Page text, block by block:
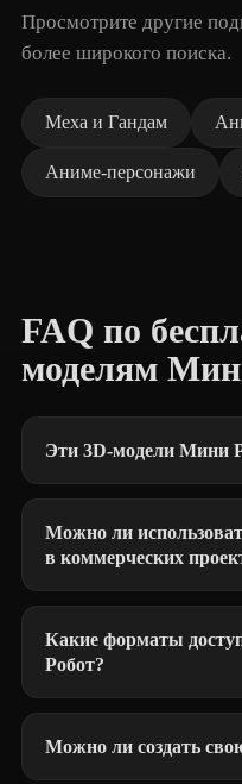
Просмотрите другие
более широкого поиска.
Меха и Гандам
Аниме-персонажи
FAQ по
моделям
Эти 3D-модели Мини
Можно ли
в коммерческих
Какие форматы
Робот?
Можно ли создать